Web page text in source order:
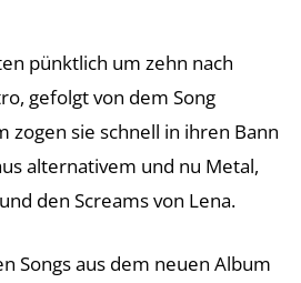
pünktlich um zehn nach
gefolgt von dem Song
zogen sie schnell in ihren Bann
alternativem und nu Metal,
den Screams von Lena.
Songs aus dem neuen Album